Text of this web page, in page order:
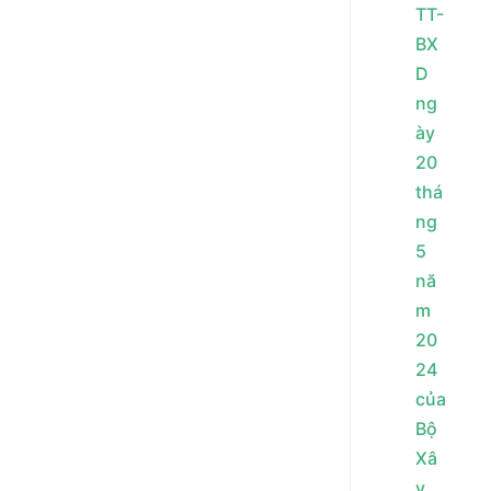
TT-
BX
D
ng
ày
20
thá
ng
5
nă
m
20
24
của
Bộ
Xâ